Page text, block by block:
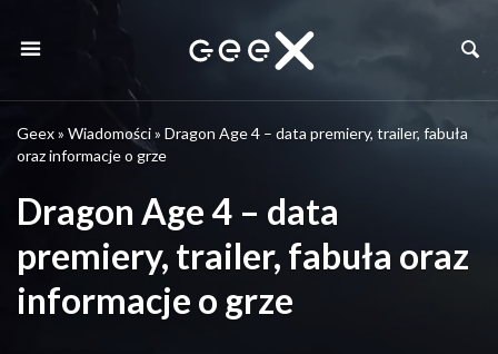
Geex» Wiadomości» Dragon Age 4 – data premiery, trailer, fabuła
oraz informacje o grze
Dragon Age 4 – data
premiery, trailer, fabuła oraz
informacje o grze